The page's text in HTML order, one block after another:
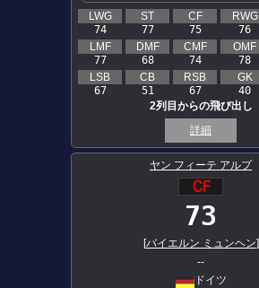
LWG
74
ST
77
CF
75
RWG
76
LMF
77
DMF
68
CMF
74
OMF
78
LSB
67
CB
51
RSB
67
GK
40
2列目からの飛び出し
詳細
ヤン フィーテ アルプ
73
[バイエルン ミュンヘン]
--
ドイツ